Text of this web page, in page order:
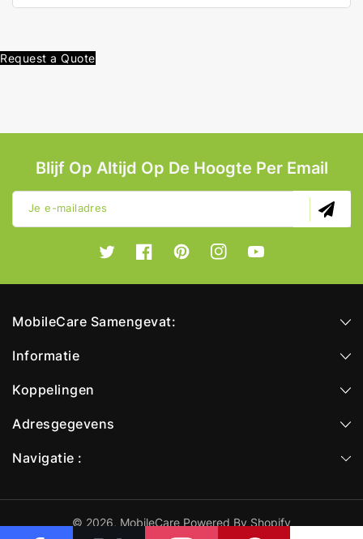
Request a Quote
Blijf Op Altijd Op De Hoogte Per Email
Je e-mailadres
TwitterFacebookPinterestInstagramYouTube
MobileCare Samengevat:
Informatie
Koppelingen
Adresgegevens
Navigatie :
© 2026, MobileCare Powered By Shopify